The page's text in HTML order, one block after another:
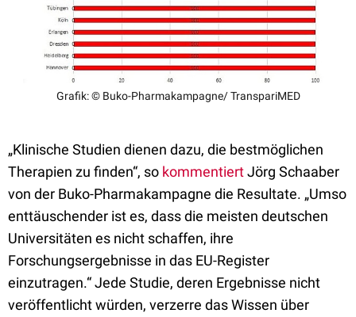
Grafik: © Buko-Pharmakampagne/ TranspariMED
„Klinische Studien dienen dazu, die bestmöglichen
Therapien zu finden“, so kommentiertJörg Schaaber
von der Buko-Pharmakampagne die Resultate. „Umso
enttäuschender ist es, dass die meisten deutschen
Universitäten es nicht schaffen, ihre
Forschungsergebnisse in das EU-Register
einzutragen.“ Jede Studie, deren Ergebnisse nicht
veröffentlicht würden, verzerre das Wissen über